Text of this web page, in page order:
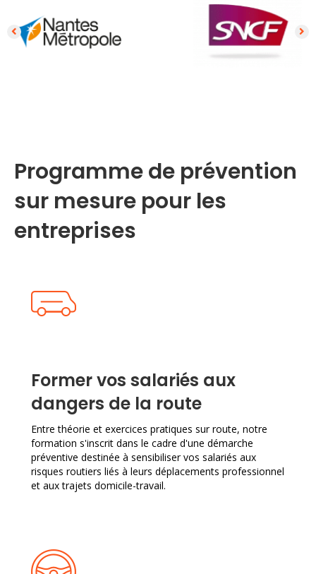
Programme de prévention
sur mesure pour les
entreprises
Former vos salariés aux
dangers de la route
Entre théorie et exercices pratiques sur route, notre
formation s'inscrit dans le cadre d'une démarche
préventive destinée à sensibiliser vos salariés aux
risques routiers liés à leurs déplacements professionnel
et aux trajets domicile-travail.